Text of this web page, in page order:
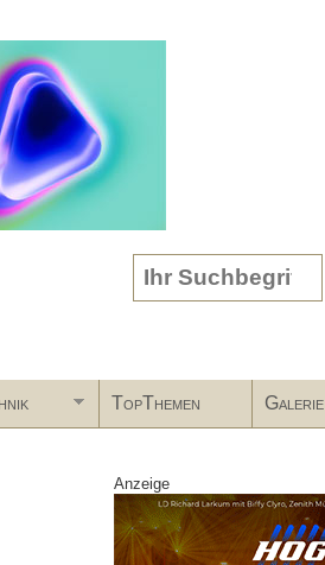
Search form
TopThemen Galerie
Anzeige